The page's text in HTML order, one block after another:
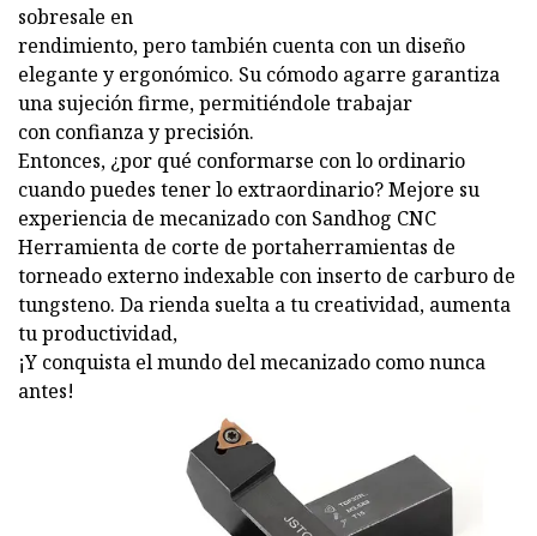
sobresale en
rendimiento, pero también cuenta con un diseño
elegante y ergonómico. Su cómodo agarre garantiza
una sujeción firme, permitiéndole trabajar
con confianza y precisión.
Entonces, ¿por qué conformarse con lo ordinario
cuando puedes tener lo extraordinario? Mejore su
experiencia de mecanizado con Sandhog CNC
Herramienta de corte de portaherramientas de
torneado externo indexable con inserto de carburo de
tungsteno. Da rienda suelta a tu creatividad, aumenta
tu productividad,
¡Y conquista el mundo del mecanizado como nunca
antes!